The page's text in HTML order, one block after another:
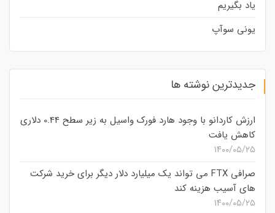
یاد بگیریم
یونی سوآپ
جدیدترین نوشته ها
ارزش کاردانو با وجود هارد فورک واسیل به زیر سطح 0.44 دلاری
کاهش یافت
۱۴۰۰/۰۵/۲۵
صرافی FTX می تواند یک میلیارد دلار دیگر برای خرید شرکت
های آسیب هزینه کند
۱۴۰۰/۰۵/۲۵